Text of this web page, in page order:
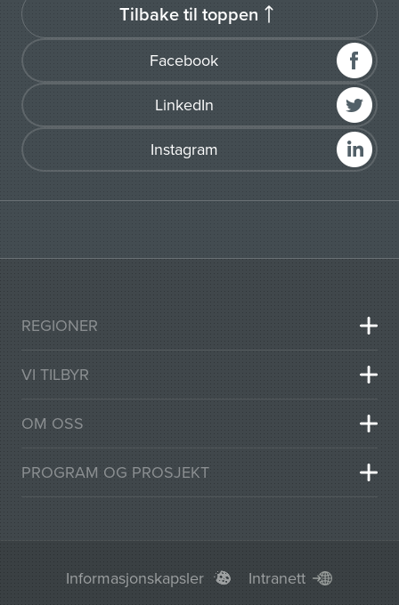
Facebook
LinkedIn
Instagram
Tilbake til toppen
REGIONER
VI TILBYR
OM OSS
PROGRAM OG PROSJEKT
Informasjonskapsler
Intranett